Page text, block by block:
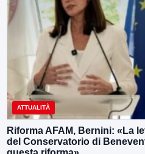
ATTUALITÀ
Riforma AFAM, Bernini: «La
del Conservatorio di